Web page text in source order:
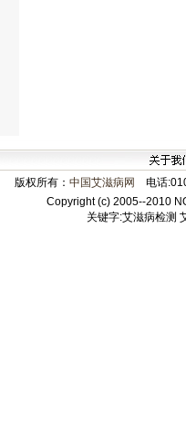
版权所有： 中国艾滋病网
电话
Copyright (c) 2005--2010
关键字:艾滋病检测